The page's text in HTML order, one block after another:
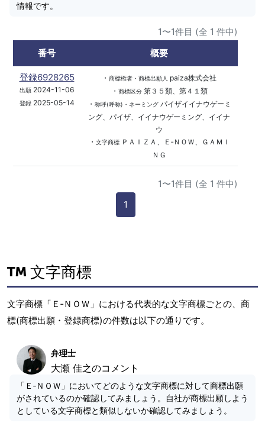
情報です。
1〜1件目 (全 1 件中)
番号
概要
登録6928265
出願2024-11-06
登録2025-05-14
・ 商標権者・商標出願人
paiza株式会社
・ 商標区分第３５類、第４１類
・ 称呼(呼称)・ネーミングパイザイイナウゲーミ
ング、パイザ、イイナウゲーミング、イイナ
ウ
・ 文字商標ＰＡＩＺＡ、Ｅ‐ＮＯＷ、ＧＡＭＩ
ＮＧ
1〜1件目 (全 1 件中)
1
文字商標
文字商標「Ｅ‐ＮＯＷ」における代表的な文字商標ごとの、商
標(商標出願・登録商標)の件数は以下の通りです。
弁理士
大瀬 佳之のコメント
「Ｅ‐ＮＯＷ」においてどのような文字商標に対して商標出願
がされているのか確認してみましょう。自社が商標出願しよう
としている文字商標と類似しないか確認してみましょう。